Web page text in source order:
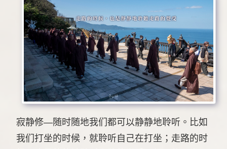
寂静修—随时随地我们都可以静静地聆听。比如
我们打坐的时候，就聆听自己在打坐；走路的时